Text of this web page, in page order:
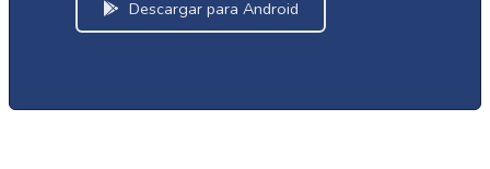
Descargar para Android